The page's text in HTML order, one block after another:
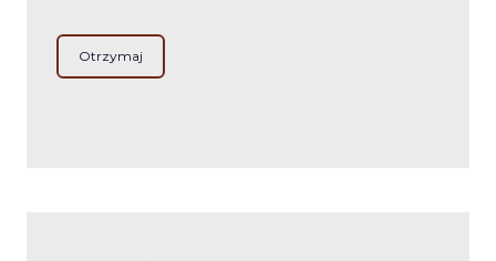
Otrzymaj